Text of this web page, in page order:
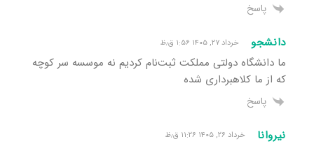
پاسخ
دانشجو خرداد ۲۷, ۱۴۰۵ ۱:۵۶ ق٫ظ
ما دانشگاه دولتی مملکت ثبت‌نام کردیم نه موسسه سر کوچه
که از ما کلاهبرداری شده
پاسخ
نیروانا خرداد ۲۶, ۱۴۰۵ ۱۱:۲۶ ق٫ظ